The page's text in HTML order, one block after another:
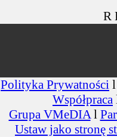
R
Polityka Prywatności
Współpraca
Grupa VMeDIAl
Ustaw jako stronę